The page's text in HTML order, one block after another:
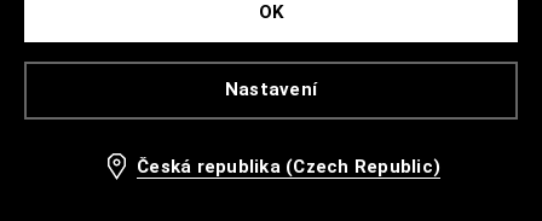
Nastavení
OK
Česká republika (Czech Republic)